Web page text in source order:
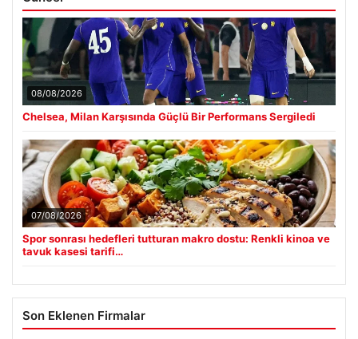
08/08/2026
Chelsea, Milan Karşısında Güçlü Bir Performans Sergiledi
07/08/2026
Spor sonrası hedefleri tutturan makro dostu: Renkli kinoa ve
tavuk kasesi tarifi…
Son Eklenen Firmalar